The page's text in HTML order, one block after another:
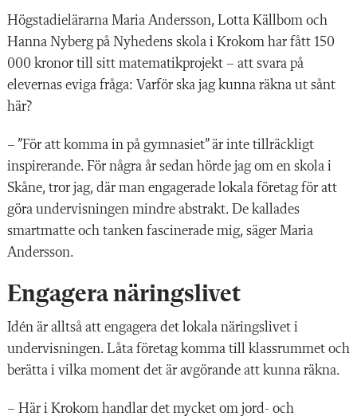
Högstadielärarna Maria Andersson, Lotta Källbom och
Hanna Nyberg på Nyhedens skola i Krokom har fått 150
000 kronor till sitt matematikprojekt – att svara på
elevernas eviga fråga: Varför ska jag kunna räkna ut sånt
här?
– ”För att komma in på gymnasiet” är inte tillräckligt
inspirerande. För några år sedan hörde jag om en skola i
Skåne, tror jag, där man engagerade lokala företag för att
göra undervisningen mindre abstrakt. De kallades
smartmatte och tanken fascinerade mig, säger Maria
Andersson.
Engagera näringslivet
Idén är alltså att engagera det lokala näringslivet i
undervisningen. Låta företag komma till klassrummet och
berätta i vilka moment det är avgörande att kunna räkna.
– Här i Krokom handlar det mycket om jord- och